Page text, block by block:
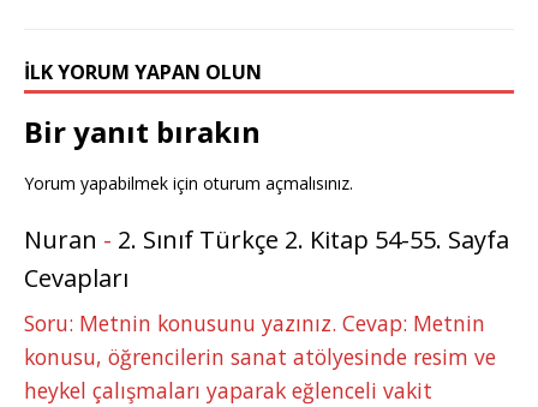
İLK YORUM YAPAN OLUN
Bir yanıt bırakın
Yorum yapabilmek için oturum açmalısınız.
Nuran - 2. Sınıf Türkçe 2. Kitap 54-55. Sayfa
Cevapları
Soru: Metnin konusunu yazınız. Cevap: Metnin
konusu, öğrencilerin sanat atölyesinde resim ve
heykel çalışmaları yaparak eğlenceli vakit